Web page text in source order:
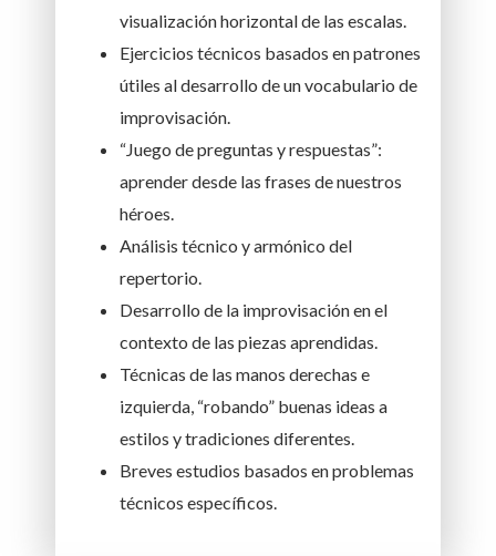
visualización horizontal de las escalas.
Ejercicios técnicos basados en patrones
útiles al desarrollo de un vocabulario de
improvisación.
“Juego de preguntas y respuestas”:
aprender desde las frases de nuestros
héroes.
Análisis técnico y armónico del
repertorio.
Desarrollo de la improvisación en el
contexto de las piezas aprendidas.
Técnicas de las manos derechas e
izquierda, “robando” buenas ideas a
estilos y tradiciones diferentes.
Breves estudios basados en problemas
técnicos específicos.